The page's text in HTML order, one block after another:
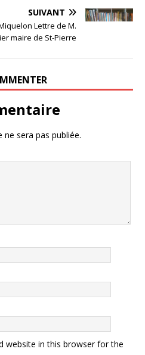
SUIVANT
Lettre de M.
maire de St-Pierre
ne sera pas publiée.
website in this browser for the